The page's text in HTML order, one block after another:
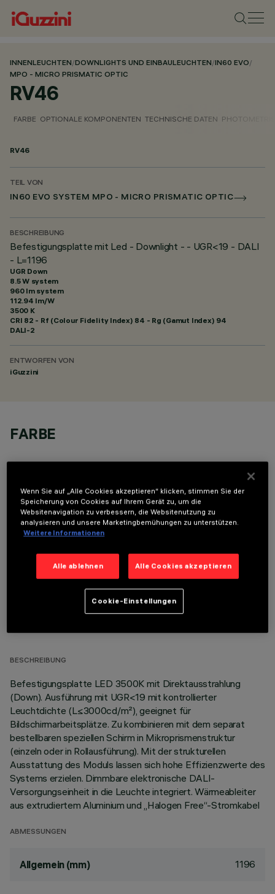
INNENLEUCHTEN/DOWNLIGHTS UND EINBAULEUCHTEN/IN60 EVO/
MPO - MICRO PRISMATIC OPTIC
RV46
FARBE OPTIONALE KOMPONENTEN TECHNISCHE DATEN
RV46
TEIL VON
IN60 EVO SYSTEM MPO - MICRO PRISMATIC OPTIC
BESCHREIBUNG
Befestigungsplatte mit Led - Downlight - - UGR<19 - DALI
- L=1196
UGR Down
8.5 W system
960 lm system
112.94 lm/W
3500 K
CRI 82 - Rf (Colour Fidelity Index) 84 - Rg (Gamut Index) 94
DALI-2
ENTWORFEN VON
iGuzzini
FARBE
OPTIONALE KOMPONENTEN
TECHNISCHE DATEN
BESCHREIBUNG
Befestigungsplatte LED 3500K mit Direktausstrahlung
(Down). Ausführung mit UGR<19 mit kontrollierter
Leuchtdichte (L≤3000cd/m²), geeignet für
Bildschirmarbeitsplätze. Zu kombinieren mit dem separat
bestellbaren speziellen Schirm in Mikroprismenstruktur
(einzeln oder in Rollausführung). Mit der strukturellen
Ausstattung des Moduls lassen sich hohe Effizienzwerte des
Systems erzielen. Dimmbare elektronische DALI-
Versorgungseinheit in die Leuchte integriert. Wärmeableiter
aus extrudiertem Aluminium und „Halogen Free“-Stromkabel
ABMESSUNGEN
Allgemein (mm) 1196
Wenn Sie auf „Alle Cookies akzeptieren“ klicken, stimmen Sie der
Speicherung von Cookies auf Ihrem Gerät zu, um die
Websitenavigation zu verbessern, die Websitenutzung zu
analysieren und unsere Marketingbemühungen zu unterstützen.
Weitere Informationen
Alle ablehnen Alle Cookies akzeptieren
Cookie-Einstellungen